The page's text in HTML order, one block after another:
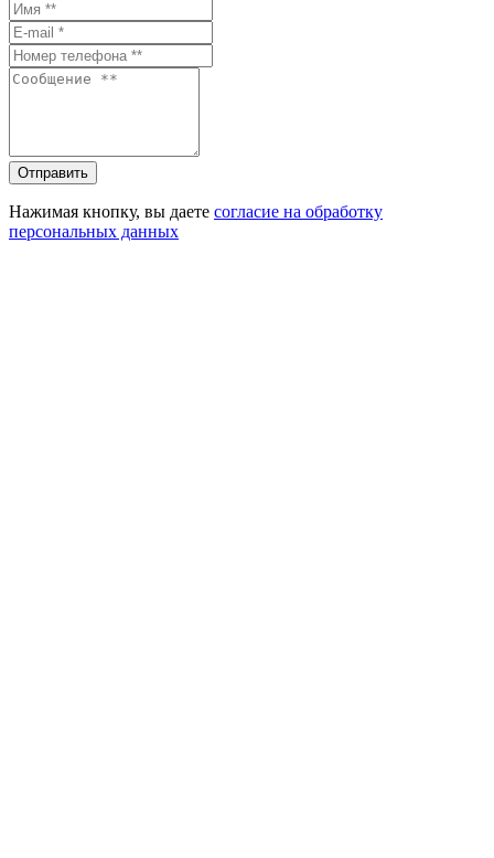
Отправить
Нажимая кнопку, вы даете согласие на обработку
персональных данных